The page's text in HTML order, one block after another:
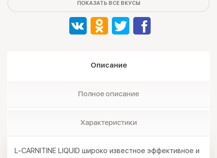
ПОКАЗАТЬ ВСЕ ВКУСЫ
Описание
Полное описание
Характеристики
L-CARNITINE LIQUID широко известное эффективное и